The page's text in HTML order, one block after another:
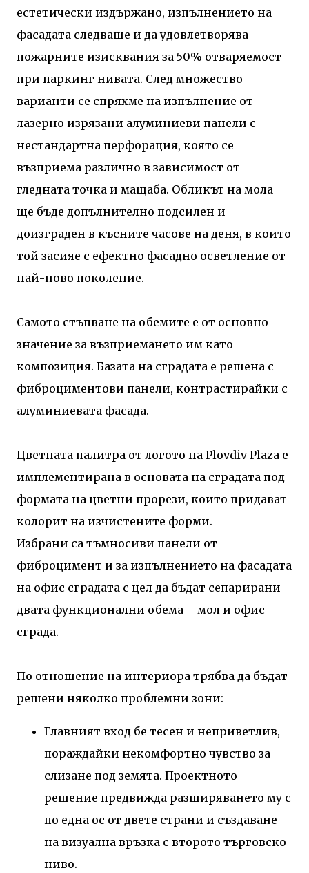
естетически издържано, изпълнението на
фасадата следваше и да удовлетворява
пожарните изисквания за 50% отваряемост
при паркинг нивата. След множество
варианти се спряхме на изпълнение от
лазерно изрязани алуминиеви панели с
нестандартна перфорация, която се
възприема различно в зависимост от
гледната точка и мащаба. Обликът на мола
ще бъде допълнително подсилен и
доизграден в късните часове на деня, в които
той засияе с ефектно фасадно осветление от
най-ново поколение.
Самото стъпване на обемите е от основно
значение за възприемането им като
композиция. Базата на сградата е решена с
фиброциментови панели, контрастирайки с
алуминиевата фасада.
Цветната палитра от логото на Plovdiv Plaza е
имплементирана в основата на сградата под
формата на цветни прорези, които придават
колорит на изчистените форми.
Избрани са тъмносиви панели от
фиброцимент и за изпълнението на фасадата
на офис сградата с цел да бъдат сепарирани
двата функционални обема – мол и офис
сграда.
По отношение на интериора трябва да бъдат
решени няколко проблемни зони:
Главният вход бе тесен и неприветлив,
пораждайки некомфортно чувство за
слизане под земята. Проектното
решение предвижда разширяването му с
по една ос от двете страни и създаване
на визуална връзка с второто търговско
ниво.